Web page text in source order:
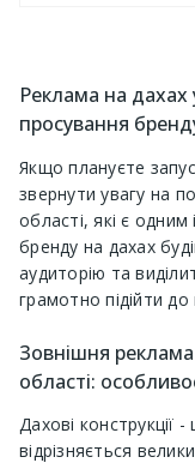
Реклама на дахах
просування
Якщо плануєте
звернути увагу на
області, які є
бренду на дахах
аудиторію та
грамотно підійти
Зовнішня реклама
області:
Дахові
відрізняється